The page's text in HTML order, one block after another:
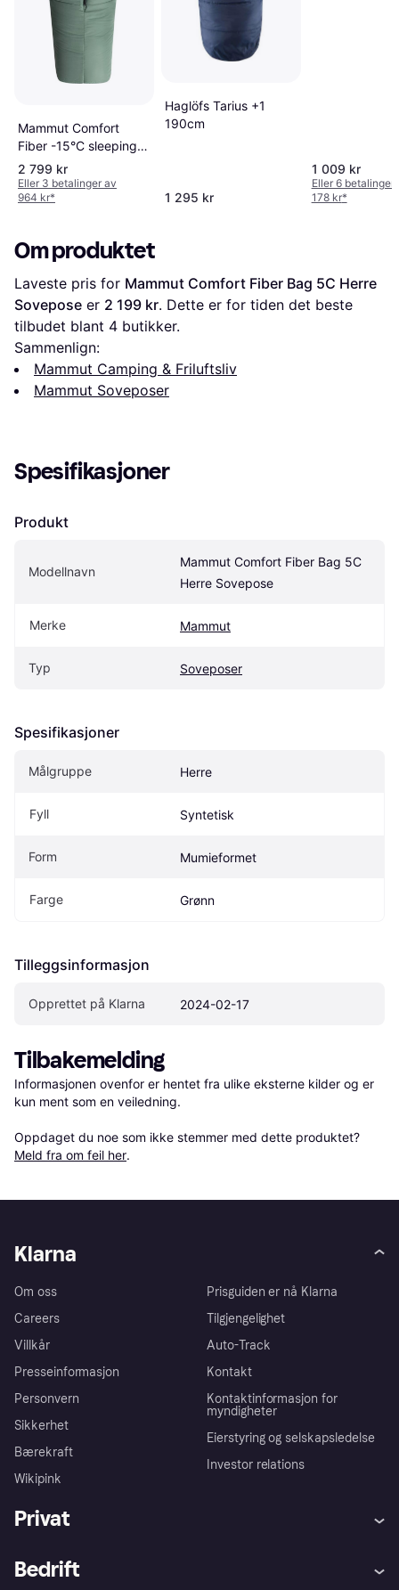
Mammut Comfort
Fiber -15°C sleeping
bag
2 799 kr
Eller 3 betalinger av
964 kr*
Haglöfs Tarius +1
190cm
1 295 kr
1 009 kr
Eller 6 betalinger
178 kr*
Om produktet
Laveste pris for Mammut Comfort Fiber Bag 5C Herre
Sovepose er 2 199 kr. Dette er for tiden det beste
tilbudet blant 4 butikker.
Sammenlign:
Mammut Camping & Friluftsliv
Mammut Soveposer
Spesifikasjoner
Produkt
Modellnavn
Mammut Comfort Fiber Bag 5C
Herre Sovepose
Merke Mammut
Typ Soveposer
Spesifikasjoner
Målgruppe Herre
Fyll Syntetisk
Form Mumieformet
Farge Grønn
Tilleggsinformasjon
Opprettet på Klarna 2024-02-17
Tilbakemelding
Informasjonen ovenfor er hentet fra ulike eksterne kilder og er
kun ment som en veiledning.
Oppdaget du noe som ikke stemmer med dette produktet?
Meld fra om feil her.
Klarna
Om oss
Careers
Villkår
Presseinformasjon
Personvern
Sikkerhet
Bærekraft
Wikipink
Prisguiden er nå Klarna
Tilgjengelighet
Auto-Track
Kontakt
Kontaktinformasjon for
myndigheter
Eierstyring og selskapsledelse
Investor relations
Privat
Bedrift